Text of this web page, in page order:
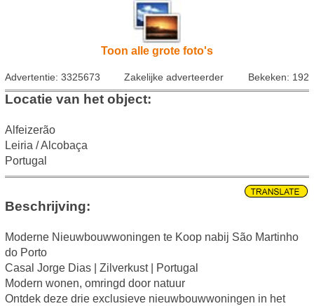
Toon alle grote foto's
Advertentie: 3325673 Zakelijke adverteerder Bekeken: 192
Locatie van het object:
Alfeizerão
Leiria / Alcobaça
Portugal
Beschrijving:
Moderne Nieuwbouwwoningen te Koop nabij São Martinho
do Porto
Casal Jorge Dias | Zilverkust | Portugal
Modern wonen, omringd door natuur
Ontdek deze drie exclusieve nieuwbouwwoningen in het